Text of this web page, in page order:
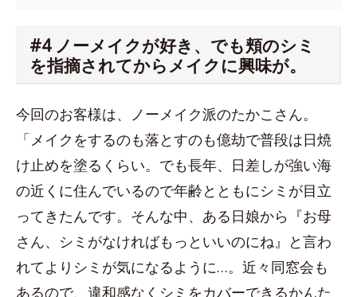
#4 ノーメイクが好き、でも頬のシミ
を指摘されてからメイクに興味が。
今回のお客様は、ノーメイク派のたかこさん。
「メイクをするのも落とすのも億劫で普段は日焼
け止めを塗るくらい。でも長年、日差しが強い海
の近くに住んでいるので年齢とともにシミが目立
ってきたんです。そんな中、ある日娘から『お母
さん、シミがなければもっといいのにね』と言わ
れてよりシミが気になるように…。近々同窓会も
あるので、違和感なくシミをカバーできるかんた